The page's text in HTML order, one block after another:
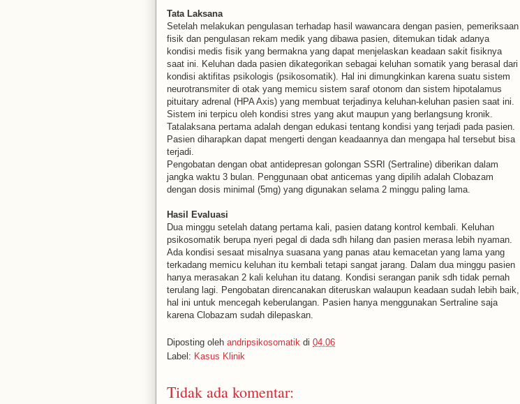
Tata Laksana
Setelah melakukan pengulasan terhadap hasil wawancara dengan pasien, pemeriksaan
fisik dan pengulasan rekam medik yang dibawa pasien, ditemukan tidak adanya
kondisi medis fisik yang bermakna yang dapat menjelaskan keadaan sakit fisiknya
saat ini. Keluhan dada pasien dikategorikan sebagai keluhan somatik yang berasal dari
kondisi aktifitas psikologis (psikosomatik). Hal ini dimungkinkan karena suatu sistem
neurotransmiter di otak yang memicu sistem saraf otonom dan sistem hipotalamus
pituitary adrenal (HPA Axis) yang membuat terjadinya keluhan-keluhan pasien saat ini.
Sistem ini terpicu oleh kondisi stres yang akut maupun yang berlangsung kronik.
Tatalaksana pertama adalah dengan edukasi tentang kondisi yang terjadi pada pasien.
Pasien diharapkan dapat mengerti dengan keadaannya dan mengapa hal tersebut bisa
terjadi.
Pengobatan dengan obat antidepresan golongan SSRI (Sertraline) diberikan dalam
jangka waktu 3 bulan. Penggunaan obat anticemas yang dipilih adalah Clobazam
dengan dosis minimal (5mg) yang digunakan selama 2 minggu paling lama.
Hasil Evaluasi
Dua minggu setelah datang pertama kali, pasien datang kontrol kembali. Keluhan
psikosomatik berupa nyeri pegal di dada sdh hilang dan pasien merasa lebih nyaman.
Ada kondisi sesaat misalnya suasana yang panas atau kemacetan yang lama yang
terkadang memicu keluhan itu kembali tetapi sangat jarang. Dalam dua minggu pasien
hanya merasakan 2 kali keluhan itu datang. Kondisi serangan panik sdh tidak pernah
terulang lagi. Pengobatan direncanakan diteruskan walaupun keadaan sudah lebih baik,
hal ini untuk mencegah keberulangan. Pasien hanya menggunakan Sertraline saja
karena Clobazam sudah dilepaskan.
Diposting oleh andripsikosomatik di 04.06
Label: Kasus Klinik
Tidak ada komentar: